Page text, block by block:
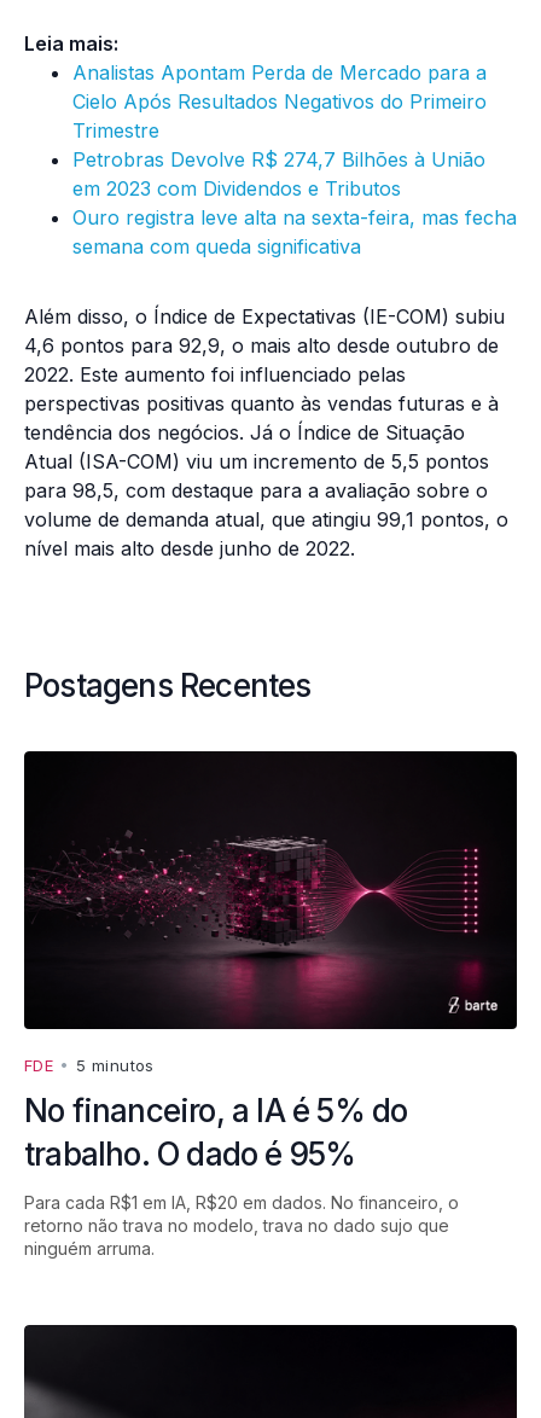
Leia mais:
Analistas Apontam Perda de Mercado para a
Cielo Após Resultados Negativos do Primeiro
Trimestre
Petrobras Devolve R$ 274,7 Bilhões à União
em 2023 com Dividendos e Tributos
Ouro registra leve alta na sexta-feira, mas fecha
semana com queda significativa
Além disso, o Índice de Expectativas (IE-COM) subiu
4,6 pontos para 92,9, o mais alto desde outubro de
2022. Este aumento foi influenciado pelas
perspectivas positivas quanto às vendas futuras e à
tendência dos negócios. Já o Índice de Situação
Atual (ISA-COM) viu um incremento de 5,5 pontos
para 98,5, com destaque para a avaliação sobre o
volume de demanda atual, que atingiu 99,1 pontos, o
nível mais alto desde junho de 2022.
Postagens Recentes
FDE • 5 minutos
No financeiro, a IA é 5% do
trabalho. O dado é 95%
Para cada R$1 em IA, R$20 em dados. No financeiro, o
retorno não trava no modelo, trava no dado sujo que
ninguém arruma.